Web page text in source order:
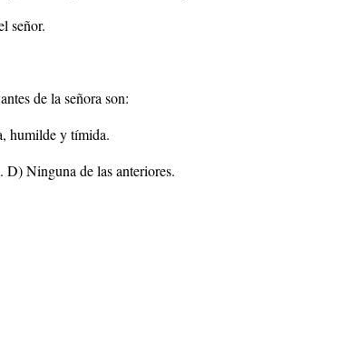
señor.
de la señora son:
humilde y tímida.
Ninguna de las anteriores.